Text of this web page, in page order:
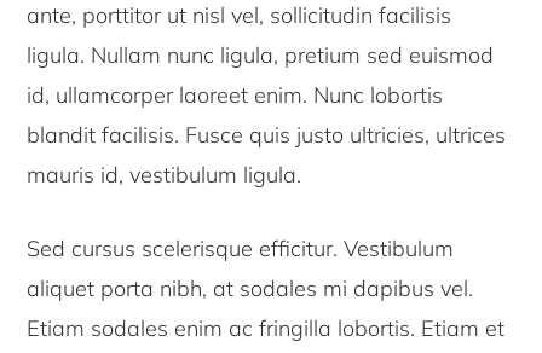
ante, porttitor ut nisl vel, sollicitudin facilisis
ligula. Nullam nunc ligula, pretium sed euismod
id, ullamcorper laoreet enim. Nunc lobortis
blandit facilisis. Fusce quis justo ultricies, ultrices
mauris id, vestibulum ligula.
Sed cursus scelerisque efficitur. Vestibulum
aliquet porta nibh, at sodales mi dapibus vel.
Etiam sodales enim ac fringilla lobortis. Etiam et